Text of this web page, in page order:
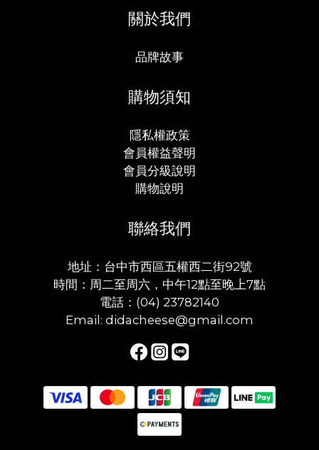
關於我們
品牌故事
購物須知
隱私權政策
會員權益聲明
會員分級說明
購物說明
聯絡我們
地址：台中市西區五權西二街92號
時間：周二至周六，中午12點至晚上7點
電話：(04) 23782140
Email: didacheese@gmail.com